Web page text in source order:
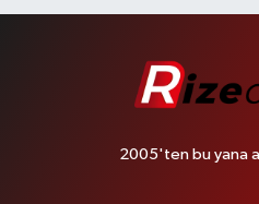
2005'ten bu yana